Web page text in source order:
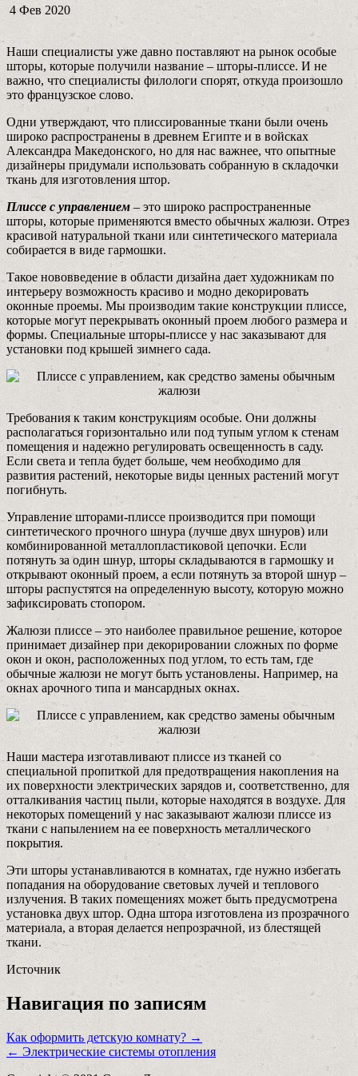
4 Фев 2020
Наши специалисты уже давно поставляют на рынок особые
шторы, которые получили название – шторы-плиссе. И не
важно, что специалисты филологи спорят, откуда произошло
это французское слово.
Одни утверждают, что плиссированные ткани были очень
широко распространены в древнем Египте и в войсках
Александра Македонского, но для нас важнее, что опытные
дизайнеры придумали использовать собранную в складочки
ткань для изготовления штор.
Плиссе с управлением– это широко распространенные
шторы, которые применяются вместо обычных жалюзи. Отрез
красивой натуральной ткани или синтетического материала
собирается в виде гармошки.
Такое нововведение в области дизайна дает художникам по
интерьеру возможность красиво и модно декорировать
оконные проемы. Мы производим такие конструкции плиссе,
которые могут перекрывать оконный проем любого размера и
формы. Специальные шторы-плиссе у нас заказывают для
установки под крышей зимнего сада.
Требования к таким конструкциям особые. Они должны
располагаться горизонтально или под тупым углом к стенам
помещения и надежно регулировать освещенность в саду.
Если света и тепла будет больше, чем необходимо для
развития растений, некоторые виды ценных растений могут
погибнуть.
Управление шторами-плиссе производится при помощи
синтетического прочного шнура (лучше двух шнуров) или
комбинированной металлопластиковой цепочки. Если
потянуть за один шнур, шторы складываются в гармошку и
открывают оконный проем, а если потянуть за второй шнур –
шторы распустятся на определенную высоту, которую можно
зафиксировать стопором.
Жалюзи плиссе – это наиболее правильное решение, которое
принимает дизайнер при декорировании сложных по форме
окон и окон, расположенных под углом, то есть там, где
обычные жалюзи не могут быть установлены. Например, на
окнах арочного типа и мансардных окнах.
Наши мастера изготавливают плиссе из тканей со
специальной пропиткой для предотвращения накопления на
их поверхности электрических зарядов и, соответственно, для
отталкивания частиц пыли, которые находятся в воздухе. Для
некоторых помещений у нас заказывают жалюзи плиссе из
ткани с напылением на ее поверхность металлического
покрытия.
Эти шторы устанавливаются в комнатах, где нужно избегать
попадания на оборудование световых лучей и теплового
излучения. В таких помещениях может быть предусмотрена
установка двух штор. Одна штора изготовлена из прозрачного
материала, а вторая делается непрозрачной, из блестящей
ткани.
Источник
Навигация по записям
Как оформить детскую комнату? →
← Электрические системы отопления